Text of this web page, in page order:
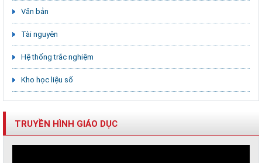
Văn bản
Tài nguyên
Hệ thống trắc nghiệm
Kho học liệu số
TRUYỀN HÌNH GIÁO DỤC